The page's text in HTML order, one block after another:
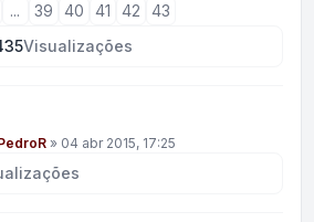
... 39 40 41 42
43
Visualizações
» 04 abr 2015, 17:25